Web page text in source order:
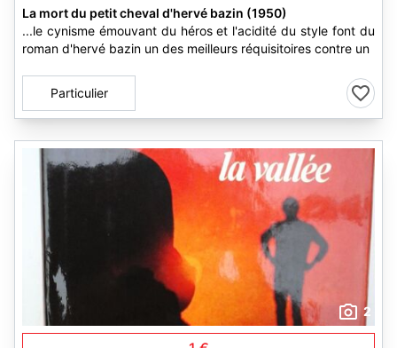
La mort du petit cheval d'hervé bazin (1950)
...le cynisme émouvant du héros et l'acidité du style font du
roman d'hervé bazin un des meilleurs réquisitoires contre un
Particulier
2